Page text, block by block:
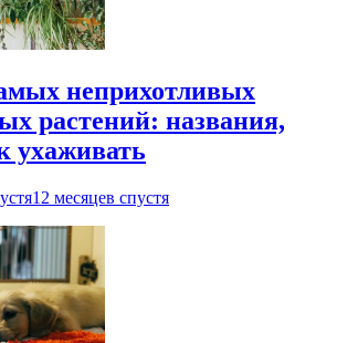
неприхотливых
растений: названия,
ухаживать
12 месяцев спустя